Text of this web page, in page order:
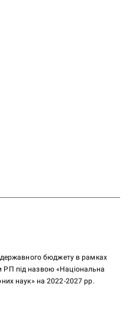
державного бюджету в рамках
РП під назвою «Національна
наук» на 2022-2027 рр.